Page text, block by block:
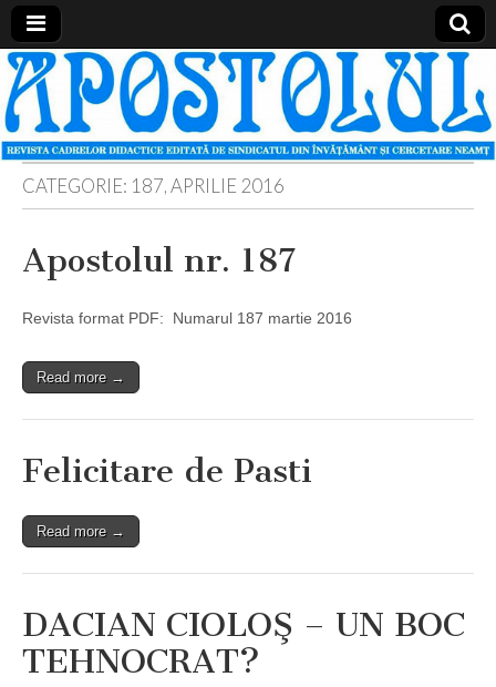
Apostolul
Revista
cadrelor
didactice
din
judetul
Neamt
CATEGORIE: 187, APRILIE 2016
Apostolul nr. 187
Revista format PDF: Numarul 187 martie 2016
Read more →
Felicitare de Pasti
Read more →
DACIAN CIOLOŞ – UN BOC
TEHNOCRAT?